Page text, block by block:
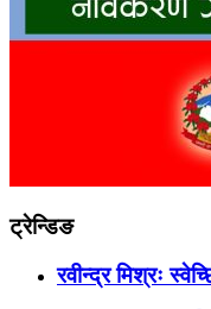
ट्रेन्डिङ
रवीन्द्र मिश्रः